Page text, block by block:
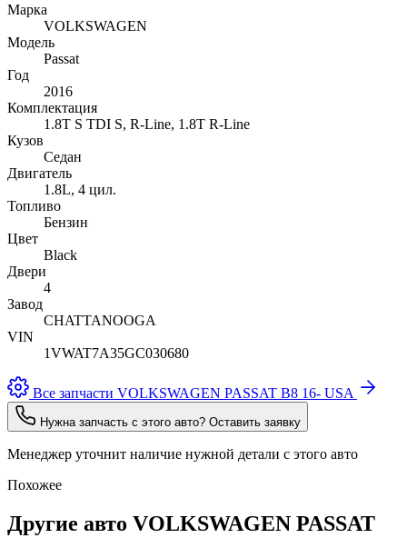
Марка
VOLKSWAGEN
Модель
Passat
Год
2016
Комплектация
1.8T S TDI S, R-Line, 1.8T R-Line
Кузов
Седан
Двигатель
1.8L, 4 цил.
Топливо
Бензин
Цвет
Black
Двери
4
Завод
CHATTANOOGA
VIN
1VWAT7A35GC030680
Все запчасти VOLKSWAGEN PASSAT B8 16- USA
Нужна запчасть с этого авто? Оставить заявку
Менеджер уточнит наличие нужной детали с этого авто
Похожее
Другие авто VOLKSWAGEN PASSAT